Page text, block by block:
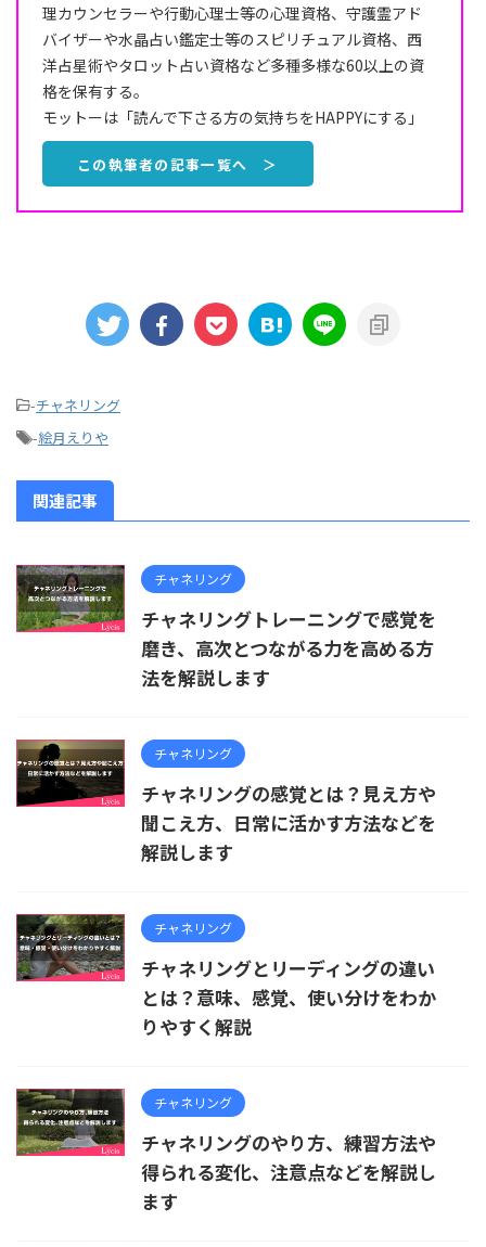
理カウンセラーや行動心理士等の心理資格、守護霊アド
バイザーや水晶占い鑑定士等のスピリチュアル資格、西
洋占星術やタロット占い資格など多種多様な60以上の資
格を保有する。
モットーは「読んで下さる方の気持ちをHAPPYにする」
この執筆者の記事一覧へ ＞
-チャネリング
-絵月えりや
関連記事
チャネリング
チャネリングトレーニングで感覚を
磨き、高次とつながる力を高める方
法を解説します
チャネリング
チャネリングの感覚とは？見え方や
聞こえ方、日常に活かす方法などを
解説します
チャネリング
チャネリングとリーディングの違い
とは？意味、感覚、使い分けをわか
りやすく解説
チャネリング
チャネリングのやり方、練習方法や
得られる変化、注意点などを解説し
ます